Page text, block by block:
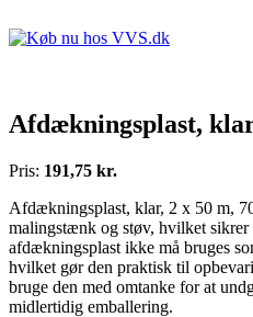
Afdækningsplast,
Pris: 191,75 kr.
Afdækningsplast, klar, 2 x 50 m,
malingstænk og støv, hvilket sikrer
afdækningsplast ikke må bruges
hvilket gør den praktisk til
bruge den med omtanke for at
midlertidig emballering.